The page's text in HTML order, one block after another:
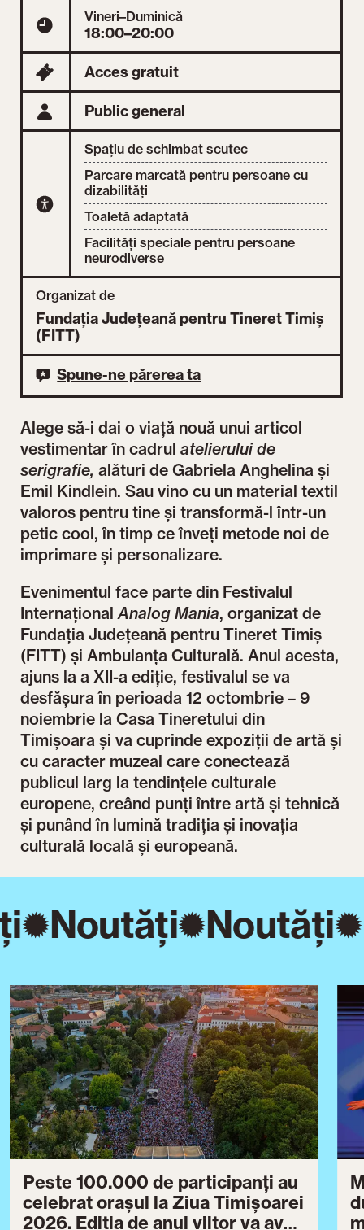
Alege să-i dai o viață nouă unui articol
vestimentar în cadrul atelierului de
serigrafie, alături de Gabriela Anghelina și
Emil Kindlein. Sau vino cu un material textil
valoros pentru tine și transformă-l într-un
petic cool, în timp ce înveți metode noi de
imprimare și personalizare.
Evenimentul face parte din Festivalul
InternaționalAnalog Mania, organizat de
Fundația Județeană pentru Tineret Timiș
(FITT) și Ambulanța Culturală. Anul acesta,
ajuns la a XII-a ediție, festivalul se va
desfășura în perioada 12 octombrie – 9
noiembrie la Casa Tineretului din
Timișoara și va cuprinde expoziții de artă și
cu caracter muzeal care conectează
publicul larg la tendințele culturale
europene, creând punți între artă și tehnică
și punând în lumină tradiția și inovația
culturală locală și europeană.
Vineri–Duminică
18:00–20:00
Acces gratuit
Public general
Spațiu de schimbat scutec
Parcare marcată pentru persoane cu
dizabilități
Toaletă adaptată
Facilități speciale pentru persoane
neurodiverse
Organizat de
Fundația Județeană pentru Tineret Timiș
(FITT)
Spune-ne părerea ta
Noutăți Noutăți
Peste 100.000 de participanți au
celebrat orașul la Ziua Timișoarei
2026. Ediția de anul viitor va avea